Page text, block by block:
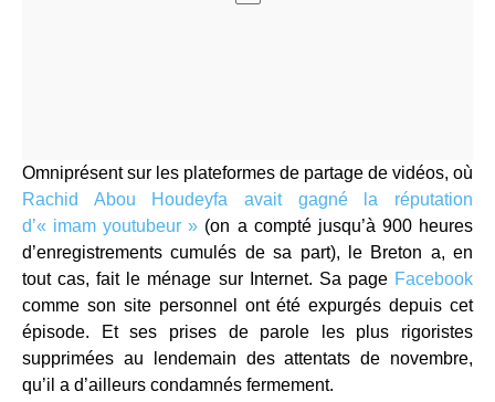
Omniprésent sur les plateformes de partage de vidéos, où
Rachid Abou Houdeyfa avait gagné la réputation
d’« imam youtubeur » (on a compté jusqu’à 900 heures
d’enregistrements cumulés de sa part), le Breton a, en
tout cas, fait le ménage sur Internet. Sa page Facebook
comme son site personnel ont été expurgés depuis cet
épisode. Et ses prises de parole les plus rigoristes
supprimées au lendemain des attentats de novembre,
qu’il a d’ailleurs condamnés fermement.